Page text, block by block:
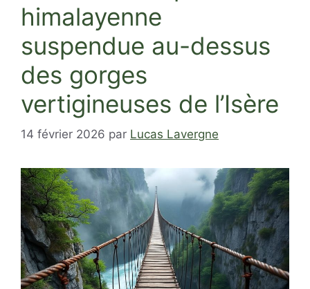
himalayenne
suspendue au-dessus
des gorges
vertigineuses de l’Isère
14 février 2026 par Lucas Lavergne